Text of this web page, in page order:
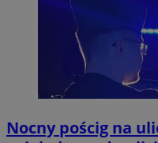
Nocny pościg na